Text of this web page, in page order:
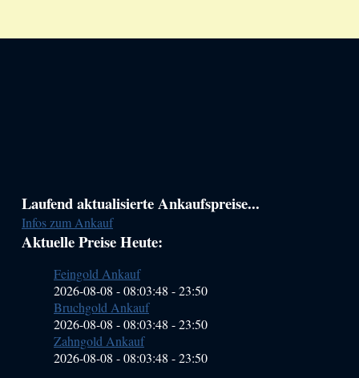
Haupt-
Sidebar
(Primary)
Laufend aktualisierte Ankaufspreise...
Infos zum Ankauf
Aktuelle Preise Heute:
Feingold Ankauf
2026-08-08 - 08:03:48 -23:50
Bruchgold Ankauf
2026-08-08 - 08:03:48 -23:50
Zahngold Ankauf
2026-08-08 - 08:03:48 -23:50